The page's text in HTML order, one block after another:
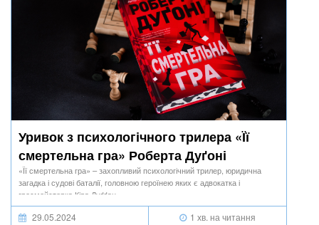
Уривок з психологічного трилера «Її
смертельна гра» Роберта Дуґоні
«Її смертельна гра» – захопливий психологічний трилер, юридична
загадка і судові баталії, головною героїнею яких є адвокатка і
гросмейстерка Кіра Дуґґан.
29.05.2024 1 хв. на читання